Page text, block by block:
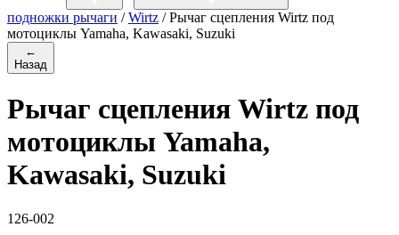
подножки рычаги / Wirtz / Рычаг сцепления Wirtz под
мотоциклы Yamaha, Kawasaki, Suzuki
←
Назад
Рычаг сцепления Wirtz под
мотоциклы Yamaha,
Kawasaki, Suzuki
126-002